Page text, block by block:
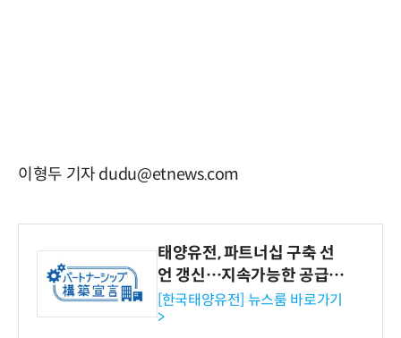
이형두 기자 dudu@etnews.com
태양유전, 파트너십 구축 선
언 갱신…지속가능한 공급망
협력 강화
[한국태양유전] 뉴스룸 바로가기
>